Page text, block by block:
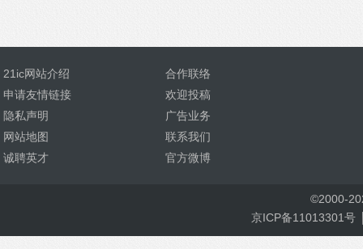
21ic网站介绍
合作联络
申请友情链接
欢迎投稿
隐私声明
广告业务
网站地图
联系我们
诚聘英才
官方微博
©2000-
京ICP备11013301号